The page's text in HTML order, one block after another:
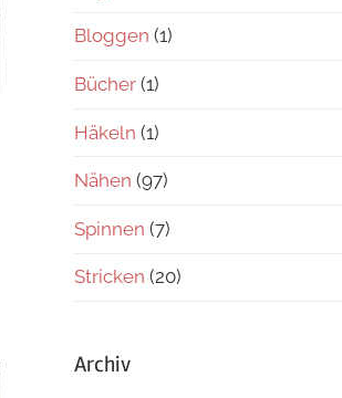
Bloggen (1)
Bücher (1)
Häkeln (1)
Nähen (97)
Spinnen (7)
Stricken (20)
Archiv